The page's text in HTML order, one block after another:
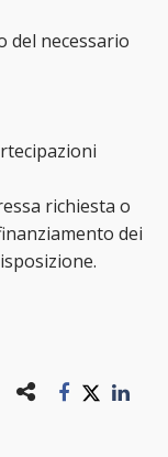
del necessario
richiesta o
dei